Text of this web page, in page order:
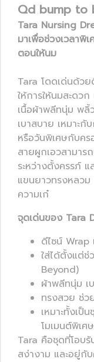
Qd bump to
Tara Nursing
มาเพื่อช่วงเวลา
ตอนให้นม
Tara โดดเด่นด้ว
ให้การให้นมสะดว
เนื้อผ้าพลีทนุ่ม พลิ้
เบาสบาย เหมาะ
หรือวันพิเศษกับคร
สายผูกเอวสามาร
ระหว่างตั้งครรภ์
แขนยาวทรงหลวม
ความเก๋
จุดเด่นของ Tara
ดีไซน์ Wrap
ใส่ได้ตั้งแต่
Beyond)
ผ้าพลีทนุ่ม เ
ทรงสวย ช่ว
เหมาะทั้งเป็
โมเมนต์พิเศษ
Tara คือชุดที่โอบ
สง่างาม และอยู่